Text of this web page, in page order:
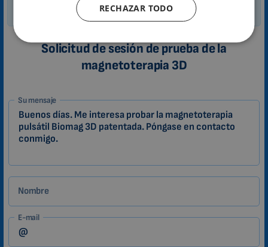
Alquiler Consulta general
Solicitud de sesión de prueba de la
magnetoterapia 3D
1-
ES
Zákazník
Su mensaje
Nombre
E-mail
CATALAN
MALAYSIAN
HINDI
CHINESE (SIMPLIFIED)
ROMANIAN
RECHAZAR TODO